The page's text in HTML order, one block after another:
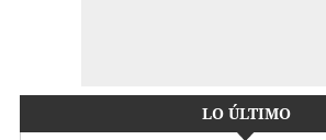
LO ÚLTIMO